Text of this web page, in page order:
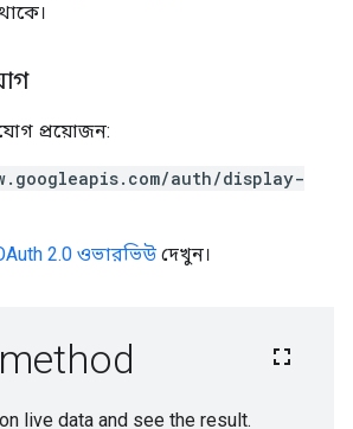
প্রয়োজন:
auth/display-
2.0 ওভারভিউ দেখুন।